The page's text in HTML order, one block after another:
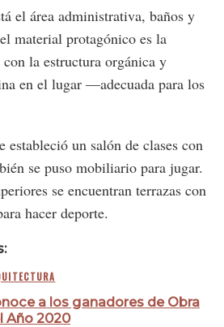
el área administrativa, baños y
material protagónico es la
la estructura orgánica y
en el lugar —adecuada para los
estableció un salón de clases con
se puso mobiliario para jugar.
se encuentran terrazas con
hacer deporte.
a los ganadores de Obra
Año 2020